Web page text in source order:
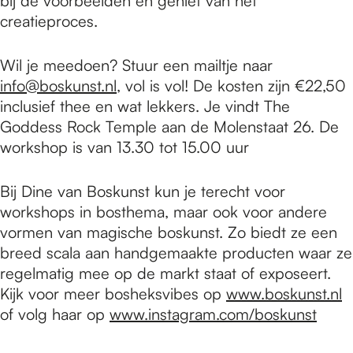
creatieproces.
Wil je meedoen? Stuur een mailtje naar
info@boskunst.nl, vol is vol! De kosten zijn €22,50
inclusief thee en wat lekkers. Je vindt The
Goddess Rock Temple aan de Molenstaat 26. De
workshop is van 13.30 tot 15.00 uur
Bij Dine van Boskunst kun je terecht voor
workshops in bosthema, maar ook voor andere
vormen van magische boskunst. Zo biedt ze een
breed scala aan handgemaakte producten waar ze
regelmatig mee op de markt staat of exposeert.
Kijk voor meer bosheksvibes op www.boskunst.nl
of volg haar op www.instagram.com/boskunst